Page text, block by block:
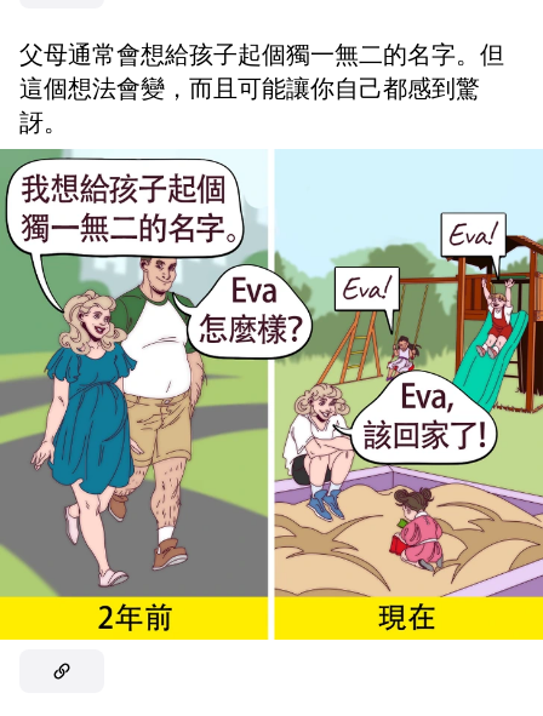
父母通常會想給孩子起個獨一無二的名字。但
這個想法會變，而且可能讓你自己都感到驚
訝。